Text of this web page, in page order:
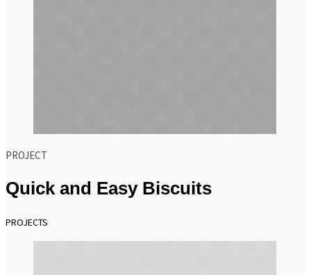
PROJECT
Quick and Easy Biscuits
PROJECTS